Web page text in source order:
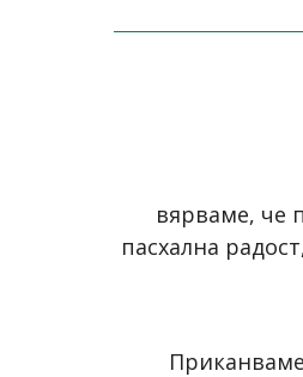
вярваме, че
пасхална